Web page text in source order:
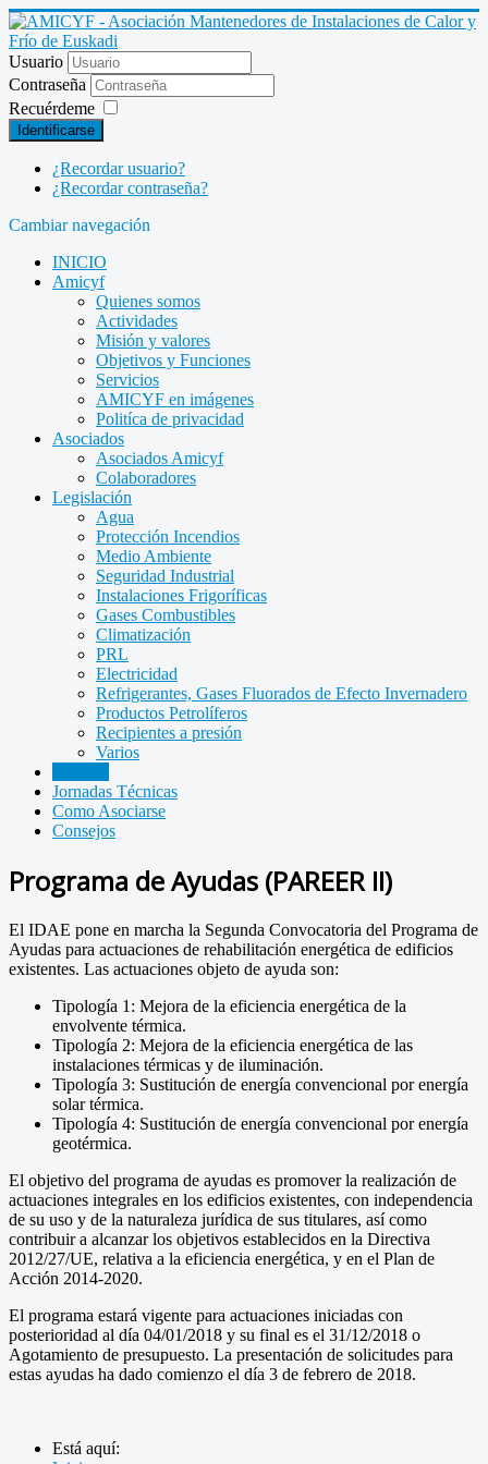
Usuario
Contraseña
Recuérdeme
Identificarse
¿Recordar usuario?
¿Recordar contraseña?
Cambiar navegación
INICIO
Amicyf
Quienes somos
Actividades
Misión y valores
Objetivos y Funciones
Servicios
AMICYF en imágenes
Politíca de privacidad
Asociados
Asociados Amicyf
Colaboradores
Legislación
Agua
Protección Incendios
Medio Ambiente
Seguridad Industrial
Instalaciones Frigoríficas
Gases Combustibles
Climatización
PRL
Electricidad
Refrigerantes, Gases Fluorados de Efecto Invernadero
Productos Petrolíferos
Recipientes a presión
Varios
Jornadas Técnicas
Como Asociarse
Consejos
Programa de Ayudas (PAREER II)
El IDAE pone en marcha la Segunda Convocatoria del Programa de
Ayudas para actuaciones de rehabilitación energética de edificios
existentes. Las actuaciones objeto de ayuda son:
Tipología 1: Mejora de la eficiencia energética de la
envolvente térmica.
Tipología 2: Mejora de la eficiencia energética de las
instalaciones térmicas y de iluminación.
Tipología 3: Sustitución de energía convencional por energía
solar térmica.
Tipología 4: Sustitución de energía convencional por energía
geotérmica.
El objetivo del programa de ayudas es promover la realización de
actuaciones integrales en los edificios existentes, con independencia
de su uso y de la naturaleza jurídica de sus titulares, así como
contribuir a alcanzar los objetivos establecidos en la Directiva
2012/27/UE, relativa a la eficiencia energética, y en el Plan de
Acción 2014-2020.
El programa estará vigente para actuaciones iniciadas con
posterioridad al día 04/01/2018 y su final es el 31/12/2018 o
Agotamiento de presupuesto. La presentación de solicitudes para
estas ayudas ha dado comienzo el día 3 de febrero de 2018.
Está aquí: